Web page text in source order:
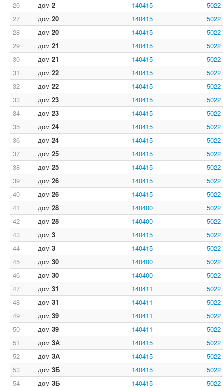
26
дом 2 140415
5022
27
дом 20 140415
5022
28
дом 20 140415
5022
29
дом 21 140415
5022
30
дом 21 140415
5022
31
дом 22 140415
5022
32
дом 22 140415
5022
33
дом 23 140415
5022
34
дом 23 140415
5022
35
дом 24 140415
5022
36
дом 24 140415
5022
37
дом 25 140415
5022
38
дом 25 140415
5022
39
дом 26 140415
5022
40
дом 26 140415
5022
41
дом 28 140400
5022
42
дом 28 140400
5022
43
дом 3 140415
5022
44
дом 3 140415
5022
45
дом 30 140400
5022
46
дом 30 140400
5022
47
дом 31 140411
5022
48
дом 31 140411
5022
49
дом 39 140411
5022
50
дом 39 140411
5022
51
дом 3А 140415
5022
52
дом 3А 140415
5022
53
дом 3Б 140415
5022
54
дом 3Б 140415
5022